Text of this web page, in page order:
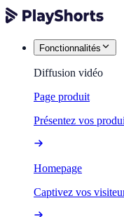
Fonctionnalités
Diffusion vidéo
Page produit
Présentez vos
Homepage
Captivez vos